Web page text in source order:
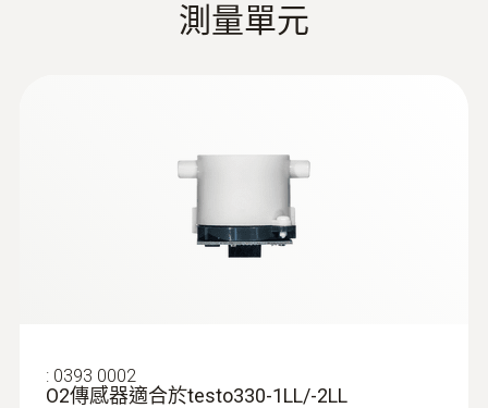
測量單元
: 0393 0002
O2傳感器適合於testo330-1LL/-2LL